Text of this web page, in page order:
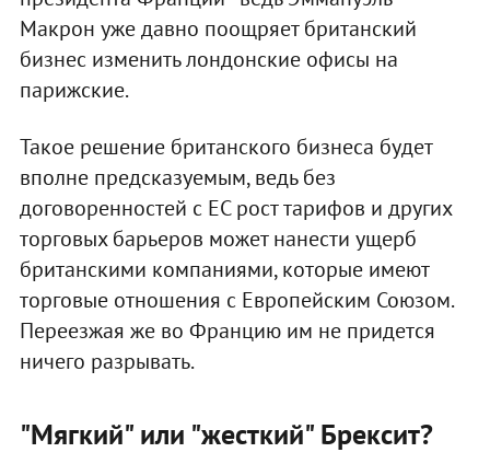
Макрон уже давно поощряет британский
бизнес изменить лондонские офисы на
парижские.
Такое решение британского бизнеса будет
вполне предсказуемым, ведь без
договоренностей с ЕС рост тарифов и других
торговых барьеров может нанести ущерб
британскими компаниями, которые имеют
торговые отношения с Европейским Союзом.
Переезжая же во Францию им не придется
ничего разрывать.
"Мягкий" или "жесткий" Брексит?